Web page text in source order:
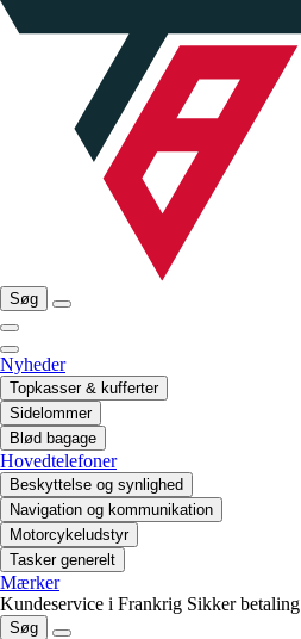
Søg
Nyheder
Topkasser & kufferter
Sidelommer
Blød bagage
Hovedtelefoner
Beskyttelse og synlighed
Navigation og kommunikation
Motorcykeludstyr
Tasker generelt
Mærker
Kundeservice i Frankrig Sikker betaling
Søg